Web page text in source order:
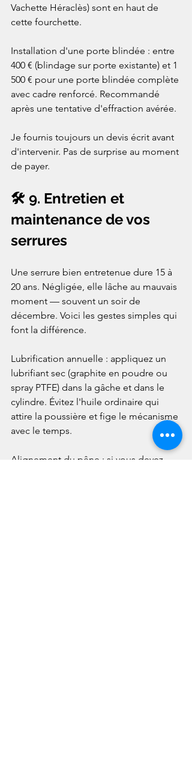
Vachette Héraclès) sont en haut de
cette fourchette.
Installation d'une porte blindée : entre
400 € (blindage sur porte existante) et 1
500 € pour une porte blindée complète
avec cadre renforcé. Recommandé
après une tentative d'effraction avérée.
Je fournis toujours un devis écrit avant
d'intervenir. Pas de surprise au moment
de payer.
🛠️ 9. Entretien et
maintenance de vos
serrures
Une serrure bien entretenue dure 15 à
20 ans. Négligée, elle lâche au mauvais
moment — souvent un soir de
décembre. Voici les gestes simples qui
font la différence.
Lubrification annuelle : appliquez un
lubrifiant sec (graphite en poudre ou
spray PTFE) dans la gâche et dans le
cylindre. Évitez l'huile ordinaire qui
attire la poussière et fige le mécanisme
avec le temps.
Alignement du pêne : si vous devez